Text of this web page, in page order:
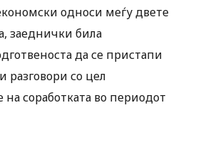
односи меѓу двете
заеднички била
да се пристапи
разговори со цел
соработката во периодот